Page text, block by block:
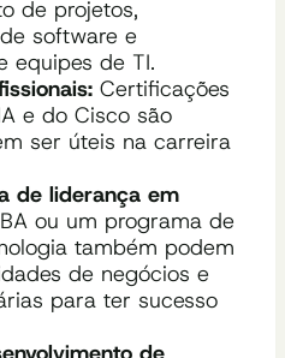
de projetos,
software e
equipes de TI.
Certificações
e do Cisco são
ser úteis na carreira
de liderança em
ou um programa de
também podem
de negócios e
para ter sucesso